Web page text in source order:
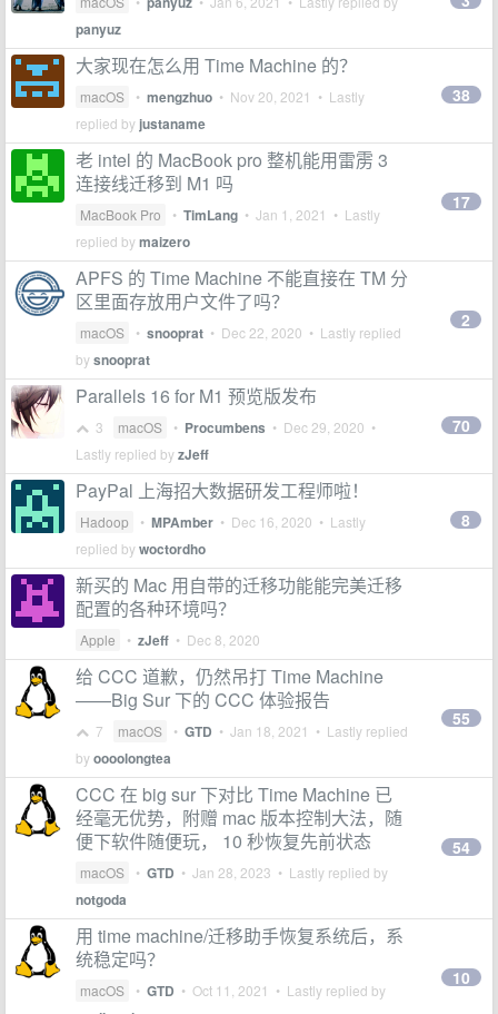
panyuz
大家现在怎么用 Time Machine 的？
macOS • mengzhuo • Nov 20, 2021 • Lastly
replied by justaname
38
老 intel 的 MacBook pro 整机能用雷雳 3
连接线迁移到 M1 吗
MacBook Pro • TimLang • Jan 1, 2021 • Lastly
replied bymaizero
17
APFS 的 Time Machine 不能直接在 TM 分
区里面存放用户文件了吗？
macOS • snooprat • Dec 22, 2020 • Lastly replied
bysnooprat
2
Parallels 16 for M1 预览版发布
3 macOS • Procumbens • Dec 29, 2020 •
Lastly replied byzJeff
70
PayPal 上海招大数据研发工程师啦！
Hadoop • MPAmber • Dec 16, 2020 • Lastly
replied bywoctordho
8
新买的 Mac 用自带的迁移功能能完美迁移
配置的各种环境吗？
Apple • zJeff • Dec 8, 2020
给 CCC 道歉，仍然吊打 Time Machine
——Big Sur 下的 CCC 体验报告
7 macOS • GTD • Jan 18, 2021 • Lastly replied
byoooolongtea
55
CCC 在 big sur 下对比 Time Machine 已
经毫无优势，附赠 mac 版本控制大法，随
便下软件随便玩， 10 秒恢复先前状态
macOS • GTD • Jan 28, 2023 • Lastly replied by
notgoda
54
用 time machine/迁移助手恢复系统后，系
统稳定吗？
macOS • GTD • Oct 11, 2021 • Lastly replied by
10